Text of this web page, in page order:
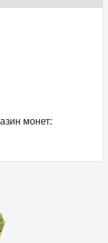
монет: